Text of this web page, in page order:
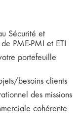
Sécurité et
PME-PMI et ETI
portefeuille
besoins clients
des missions
cohérente